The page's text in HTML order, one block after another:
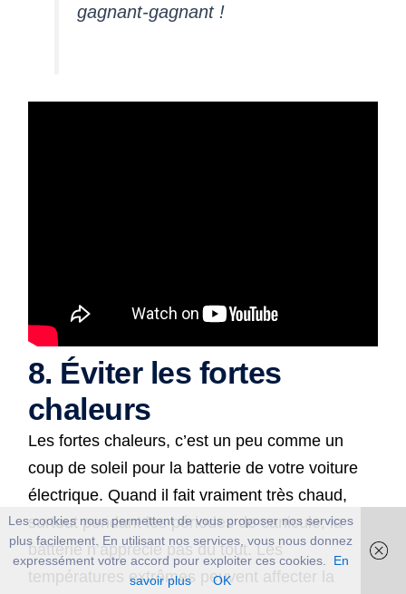
gagnant-gagnant !
8. Éviter les fortes
chaleurs
Les fortes chaleurs, c’est un peu comme un
coup de soleil pour la batterie de votre voiture
électrique. Quand il fait vraiment très chaud,
surtout pendant les périodes de canicule, la
batterie n’apprécie pas du tout. Les
températures extrêmes peuvent affecter la
Les cookies nous permettent de vous proposer nos services
plus facilement. En utilisant nos services, vous nous donnez
expressément votre accord pour exploiter ces cookies.
En
savoir plus
OK